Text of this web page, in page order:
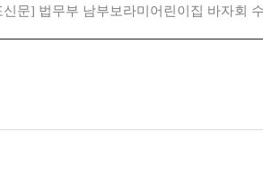
신문] 법무부 남부보라미어린이집 바자회